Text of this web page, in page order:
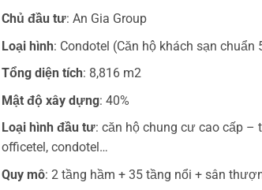
Chủ đầu tư: An Gia Group
Loại hình: Condotel (Căn hộ khách sạn chuẩn
Tổng diện tích: 8,816 m2
Mật độ xây dựng: 40%
Loại hình đầu tư: căn hộ chung cư cao cấp –
officetel, condotel…
Quy mô: 2 tầng hầm + 35 tầng nổi + sân